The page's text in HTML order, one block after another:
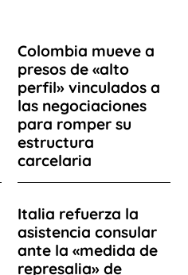
Colombia mueve a
presos de «alto
perfil» vinculados a
las negociaciones
para romper su
estructura
carcelaria
Italia refuerza la
asistencia consular
ante la «medida de
represalia» de